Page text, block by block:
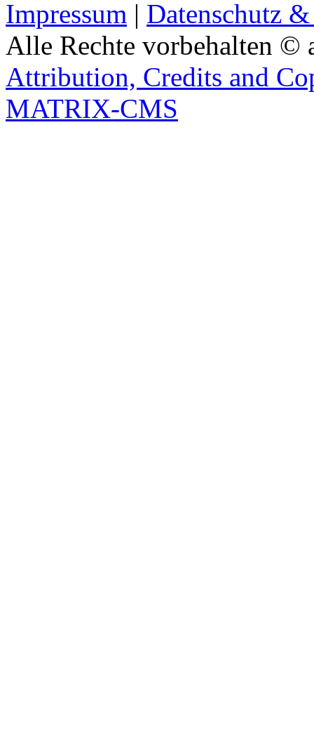
Impressum | Datenschutz
Alle Rechte vorbehalten ©
Attribution, Credits and
MATRIX-CMS